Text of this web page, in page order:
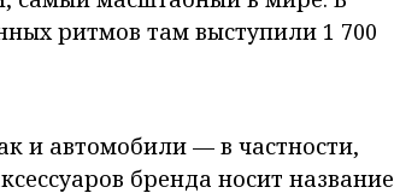
ритмов там выступили 1 700
и автомобили — в частности,
бренда носит название